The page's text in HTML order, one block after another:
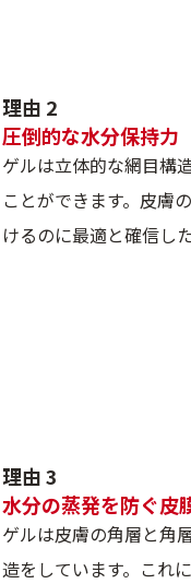
理由 2
圧倒的な水分保持力
ゲルは立体的な網目構
ことができます。皮膚
けるのに最適と確信し
理由 3
水分の蒸発を防ぐ皮
ゲルは皮膚の角層と角
造をしています。これ